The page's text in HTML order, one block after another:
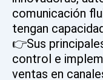
comunicación
tengan
👉Sus
control e
ventas en